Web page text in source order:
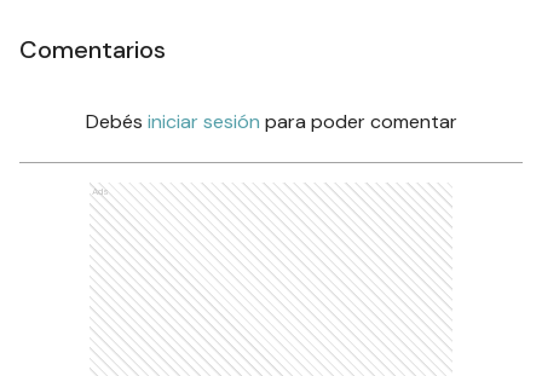
Comentarios
Debés iniciar sesión para poder comentar
Ads